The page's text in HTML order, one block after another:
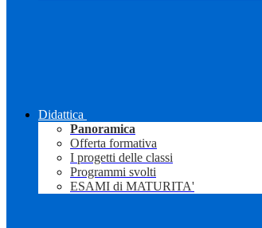
Didattica
Panoramica
Offerta formativa
I progetti delle classi
Programmi svolti
ESAMI di MATURITA'